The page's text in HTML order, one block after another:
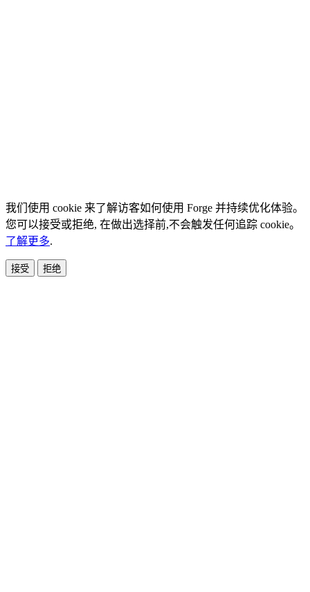
我们使用 cookie 来了解访客如何使用 Forge 并持续优化体验。
您可以接受或拒绝, 在做出选择前,不会触发任何追踪 cookie。
了解更多.
接受 拒绝